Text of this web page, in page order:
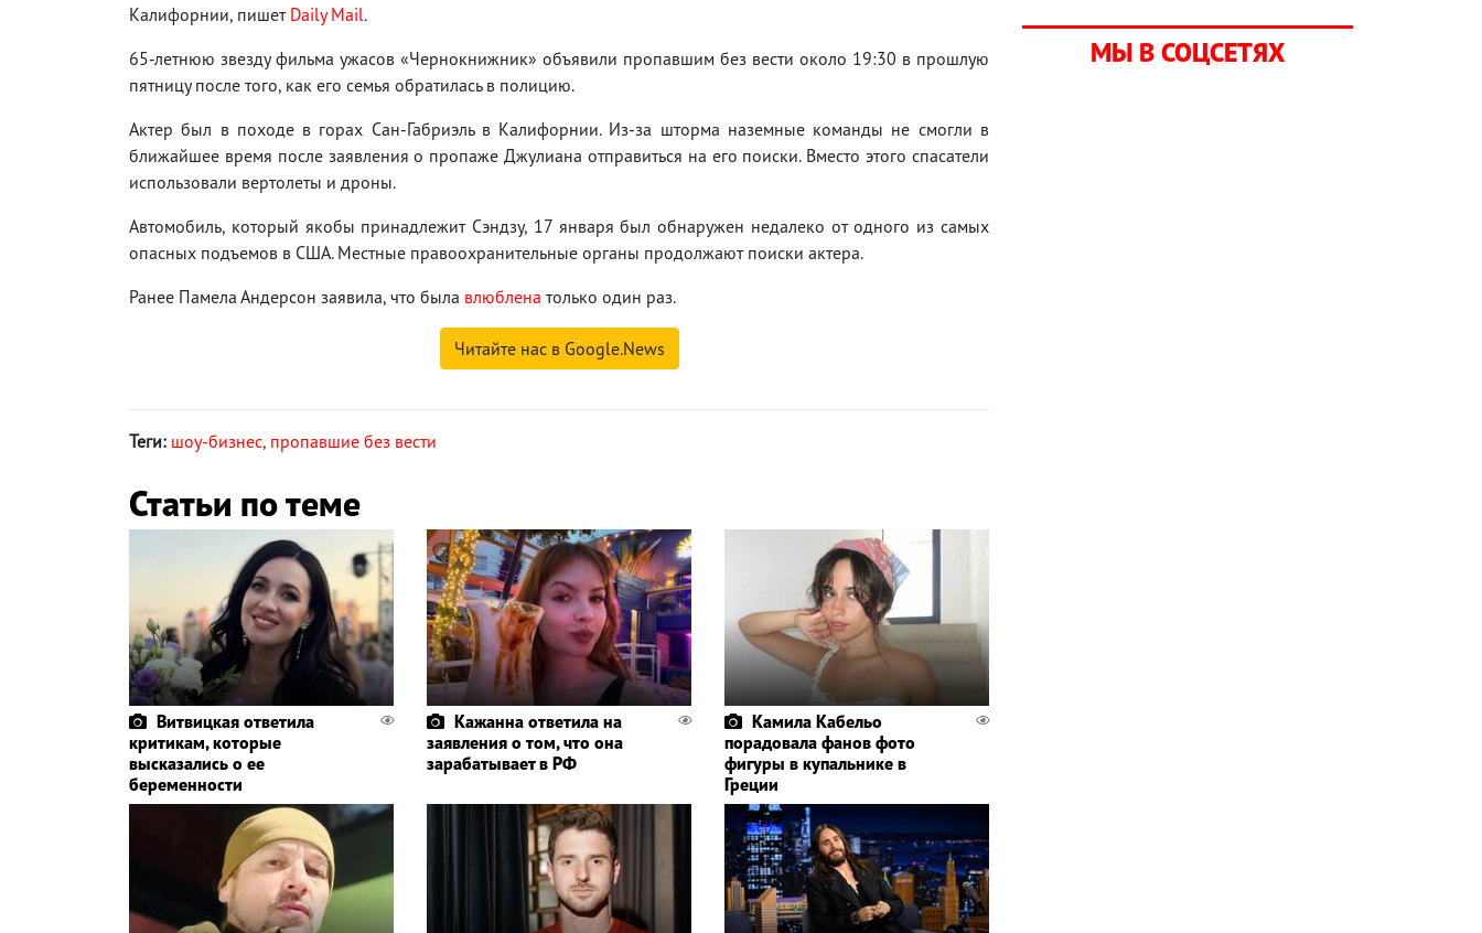
Калифорнии, пишет Daily Mail.
65-летнюю звезду фильма ужасов «Чернокнижник» объявили пропавшим без вести около 19:30 в прошлую
пятницу после того, как его семья обратилась в полицию.
Актер был в походе в горах Сан-Габриэль в Калифорнии. Из-за шторма наземные команды не смогли в
ближайшее время после заявления о пропаже Джулиана отправиться на его поиски. Вместо этого спасатели
использовали вертолеты и дроны.
Автомобиль, который якобы принадлежит Сэндзу, 17 января был обнаружен недалеко от одного из самых
опасных подъемов в США. Местные правоохранительные органы продолжают поиски актера.
Ранее Памела Андерсон заявила, что была влюблена только один раз.
Читайте нас в Google.News
Теги: шоу-бизнес, пропавшие без вести
Статьи по теме
Витвицкая ответила
критикам, которые
высказались о ее
беременности
Кажанна ответила на
заявления о том, что она
зарабатывает в РФ
Камила Кабельо
порадовала фанов фото
фигуры в купальнике в
Греции
МЫ В СОЦСЕТЯХ